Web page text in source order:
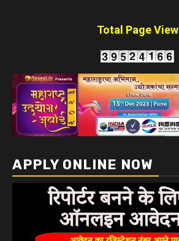
Total Page View
APPLY ONLINE NOW